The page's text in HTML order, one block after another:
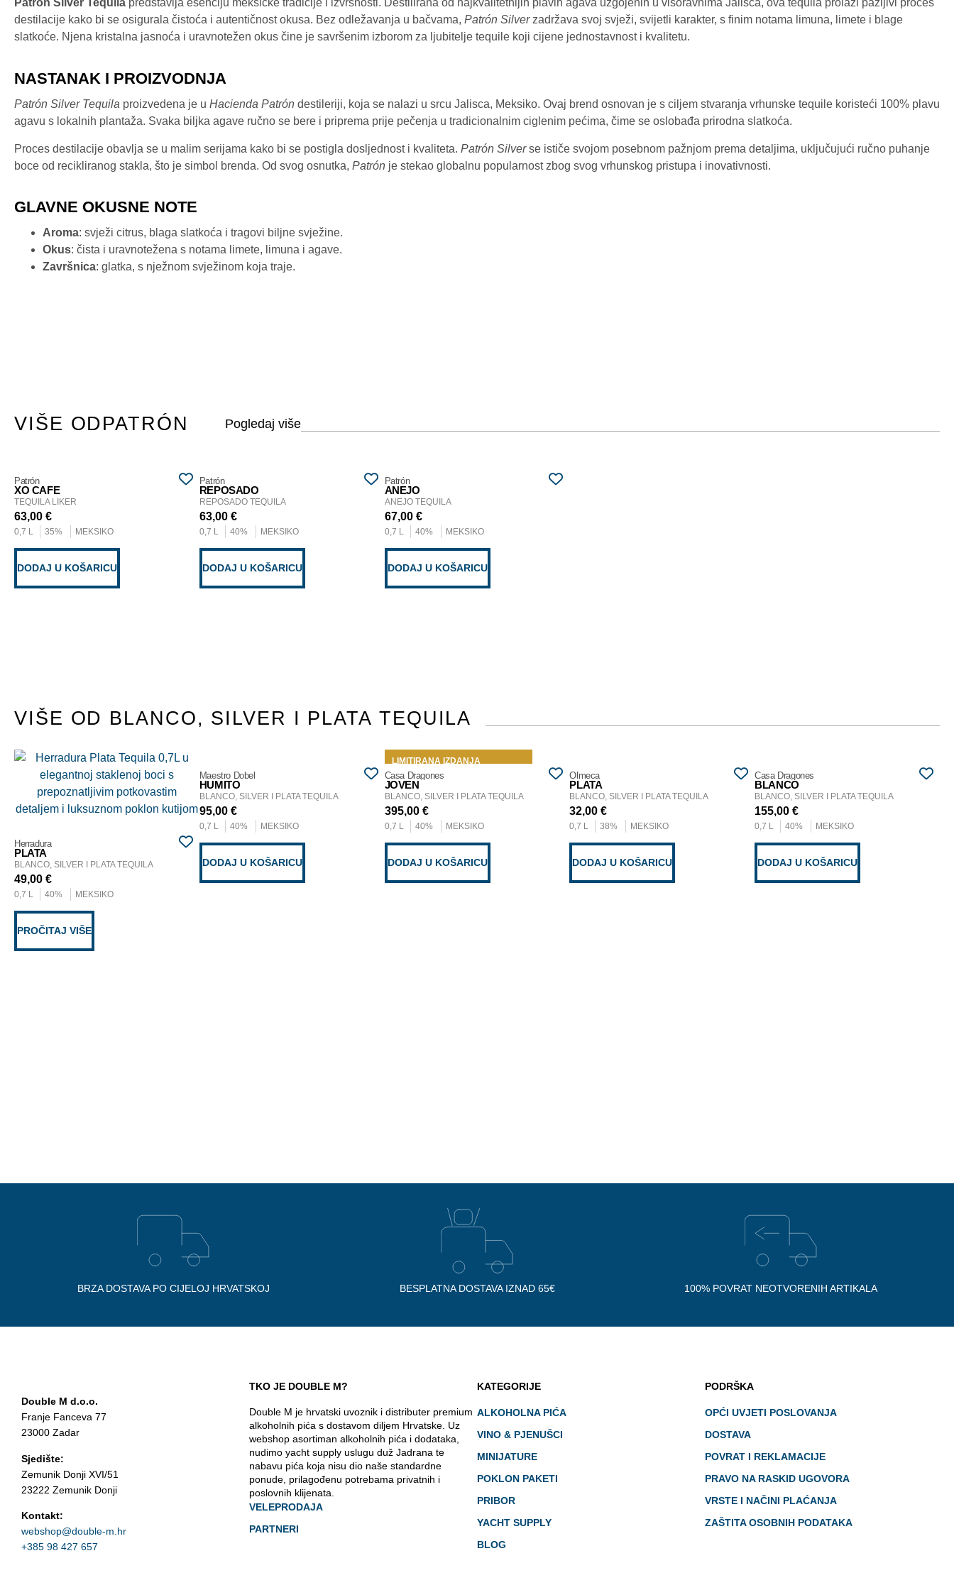
Patrón Silver Tequila predstavlja esenciju meksičke tradicije i izvrsnosti. Destilirana od najkvalitetnijih plavih agava uzgojenih u visoravnima Jalisca, ova tequila prolazi pažljivi proces
destilacije kako bi se osigurala čistoća i autentičnost okusa. Bez odležavanja u bačvama, Patrón Silverzadržava svoj svježi, svijetli karakter, s finim notama limuna, limete i blage
slatkoće. Njena kristalna jasnoća i uravnotežen okus čine je savršenim izborom za ljubitelje tequile koji cijene jednostavnost i kvalitetu.
NASTANAK I PROIZVODNJA
Patrón Silver Tequila proizvedena je u Hacienda Patrón destileriji, koja se nalazi u srcu Jalisca, Meksiko. Ovaj brend osnovan je s ciljem stvaranja vrhunske tequile koristeći 100% plavu
agavu s lokalnih plantaža. Svaka biljka agave ručno se bere i priprema prije pečenja u tradicionalnim ciglenim pećima, čime se oslobađa prirodna slatkoća.
Proces destilacije obavlja se u malim serijama kako bi se postigla dosljednost i kvaliteta. Patrón Silverse ističe svojom posebnom pažnjom prema detaljima, uključujući ručno puhanje
boce od recikliranog stakla, što je simbol brenda. Od svog osnutka, Patrón je stekao globalnu popularnost zbog svog vrhunskog pristupa i inovativnosti.
GLAVNE OKUSNE NOTE
Aroma: svježi citrus, blaga slatkoća i tragovi biljne svježine.
Okus: čista i uravnotežena s notama limete, limuna i agave.
Završnica: glatka, s nježnom svježinom koja traje.
VIŠE ODPATRÓN
Patrón
XO CAFE
TEQUILA LIKER
63,00 €
0,7 L 35% MEKSIKO
DODAJ U KOŠARICU
Patrón
REPOSADO
REPOSADO TEQUILA
63,00 €
0,7 L 40% MEKSIKO
DODAJ U KOŠARICU
Patrón
ANEJO
ANEJO TEQUILA
67,00 €
0,7 L 40% MEKSIKO
DODAJ U KOŠARICU
VIŠE OD BLANCO, SILVER I PLATA TEQUILA
Herradura
PLATA
BLANCO, SILVER I PLATA TEQUILA
49,00 €
0,7 L 40% MEKSIKO
PROČITAJ VIŠE
Maestro Dobel
HUMITO
BLANCO, SILVER I PLATA TEQUILA
95,00 €
0,7 L 40% MEKSIKO
DODAJ U KOŠARICU
LIMITIRANA IZDANJA
Casa Dragones
JOVEN
BLANCO, SILVER I PLATA TEQUILA
395,00 €
0,7 L 40% MEKSIKO
DODAJ U KOŠARICU
Olmeca
PLATA
BLANCO, SILVER I PLATA TEQUILA
32,00€
0,7 L 38% MEKSIKO
DODAJ U KOŠARICU
Casa Dragones
BLANCO
BLANCO, SILVER I PLATA TEQUILA
155,00€
0,7 L 40% MEKSIKO
DODAJ U KOŠARICU
BRZA DOSTAVA PO CIJELOJ HRVATSKOJ BESPLATNA DOSTAVA IZNAD 65€ 100% POVRAT NEOTVORENIH ARTIKALA
Double M d.o.o.
Franje Fanceva 77
23000 Zadar
Sjedište:
Zemunik Donji XVI/51
23222 Zemunik Donji
Kontakt:
webshop@double-m.hr
+385 98 427 657
TKO JE DOUBLE M?
Double M je hrvatski uvoznik i distributer premium
alkoholnih pića s dostavom diljem Hrvatske. Uz
webshop asortiman alkoholnih pića i dodataka,
nudimo yacht supply uslugu duž Jadrana te
nabavu pića koja nisu dio naše standardne
ponude, prilagođenu potrebama privatnih i
poslovnih klijenata.
VELEPRODAJA
PARTNERI
KATEGORIJE
ALKOHOLNA PIĆA
VINO & PJENUŠCI
MINIJATURE
POKLON PAKETI
PRIBOR
YACHT SUPPLY
BLOG
PODRŠKA
OPĆI UVJETI POSLOVANJA
DOSTAVA
POVRAT I REKLAMACIJE
PRAVO NA RASKID UGOVORA
VRSTE I NAČINI PLAĆANJA
ZAŠTITA OSOBNIH PODATAKA